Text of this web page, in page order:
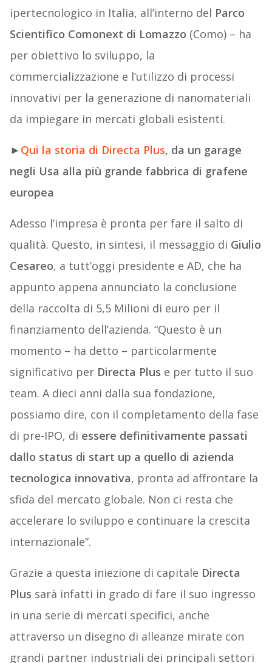
ipertecnologico in Italia, all’interno del Parco
Scientifico Comonext di Lomazzo (Como) – ha
per obiettivo lo sviluppo, la
commercializzazione e l’utilizzo di processi
innovativi per la generazione di nanomateriali
da impiegare in mercati globali esistenti.
► Qui la storia di Directa Plus, da un garage
negli Usa alla più grande fabbrica di grafene
europea
Adesso l’impresa è pronta per fare il salto di
qualità. Questo, in sintesi, il messaggio di Giulio
Cesareo, a tutt’oggi presidente e AD, che ha
appunto appena annunciato la conclusione
della raccolta di 5,5 Milioni di euro per il
finanziamento dell’azienda. “Questo è un
momento – ha detto – particolarmente
significativo per Directa Plus e per tutto il suo
team. A dieci anni dalla sua fondazione,
possiamo dire, con il completamento della fase
di pre-IPO, di essere definitivamente passati
dallo status di start up a quello di azienda
tecnologica innovativa, pronta ad affrontare la
sfida del mercato globale. Non ci resta che
accelerare lo sviluppo e continuare la crescita
internazionale”.
Grazie a questa iniezione di capitale Directa
Plus sarà infatti in grado di fare il suo ingresso
in una serie di mercati specifici, anche
attraverso un disegno di alleanze mirate con
grandi partner industriali dei principali settori